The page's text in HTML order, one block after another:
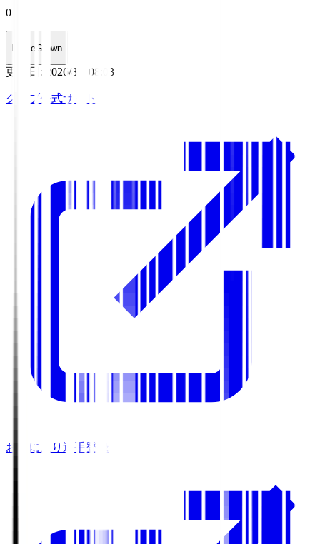
0
HomeGrown
更新日 : 2026/8/6 08:03
クラブ公式サイト
お気に入り選手登録